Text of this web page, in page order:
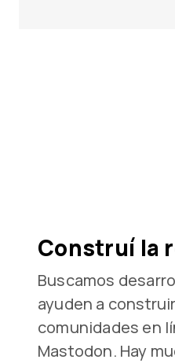
Construí la
Buscamos
ayuden a
comunidades en
Mastodon. Hay